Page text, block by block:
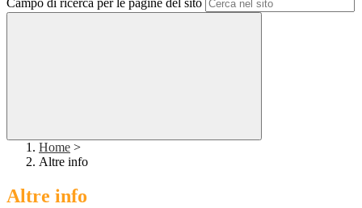
Campo di ricerca per le pagine del sito
Home >
Altre info
Altre info